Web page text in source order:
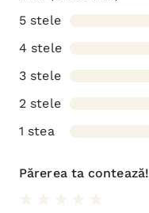
5 stele
4 stele
3 stele
2 stele
1 stea
Părerea ta contează!